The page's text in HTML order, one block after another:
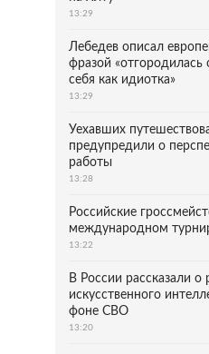
13:29
Лебедев описал
фразой «отгородилась
себя как идиотка»
13:29
Уехавших
предупредили о
работы
13:28
Российские
международном
13:22
В России рассказали о
искусственного
фоне СВО
13:20